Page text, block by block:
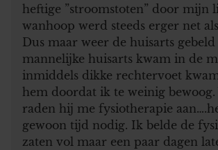
heftige ”stroomstoten” door mijn
wanhoop werd steeds erger net
Dus maar weer de huisarts gebeld
mannelijke huisarts kwam in de
inmiddels dikke rechtervoet
hem doordat ik te weinig bewoog.
raden hij me fysiotherapie
gewoon tijd nodig. Ik belde de
zaten vol maar een paar dagen